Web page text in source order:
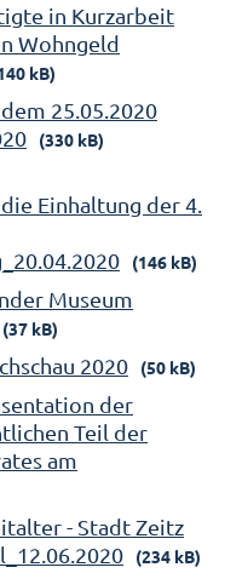
in Kurzarbeit
Wohngeld
kB)
25.05.2020
(330 kB)
Einhaltung der 4.
(146 kB)
Museum
(37 kB)
2020 (50 kB)
der
Teil der
am
- Stadt Zeitz
(234 kB)